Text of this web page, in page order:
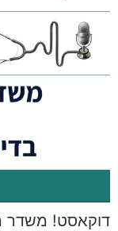
דוקאסט! משדר